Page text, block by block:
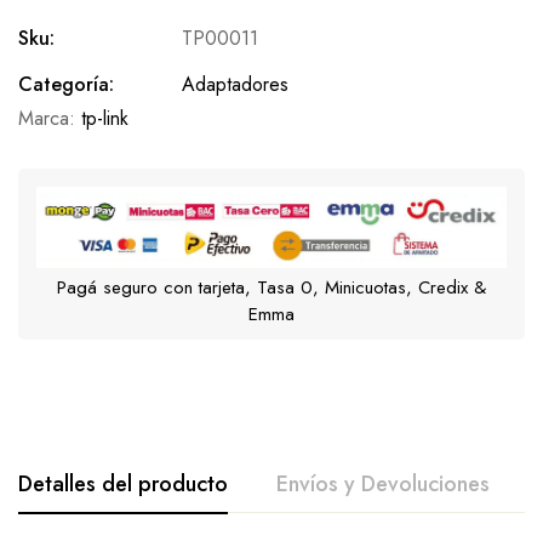
Sku:
TP00011
Categoría:
Adaptadores
Marca: tp-link
Pagá seguro con tarjeta, Tasa 0, Minicuotas, Credix &
Emma
Detalles del producto Envíos y Devoluciones